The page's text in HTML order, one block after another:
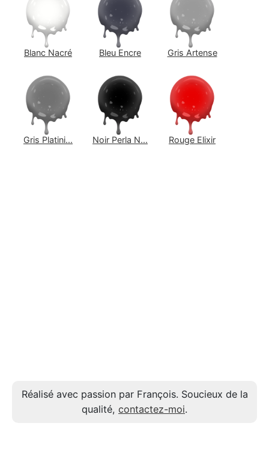
Blanc Nacré Bleu Encre Gris Artense
Gris Platini... Noir Perla N... Rouge Elixir
Réalisé avec passion par François. Soucieux de la
qualité, contactez-moi.